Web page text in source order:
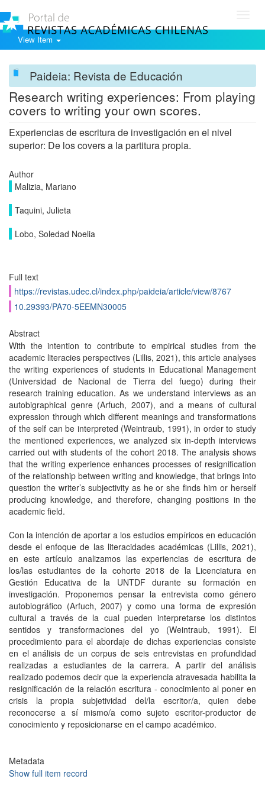
View Item
Paideia: Revista de Educación
Research writing experiences: From playing
covers to writing your own scores.
Experiencias de escritura de investigación en el nivel
superior: De los covers a la partitura propia.
Author
Malizia, Mariano
Taquini, Julieta
Lobo, Soledad Noelia
Full text
https://revistas.udec.cl/index.php/paideia/article/view/8767
10.29393/PA70-5EEMN30005
Abstract
With the intention to contribute to empirical studies from the
academic literacies perspectives (Lillis, 2021), this article analyses
the writing experiences of students in Educational Management
(Universidad de Nacional de Tierra del fuego) during their
research training education. As we understand interviews as an
autobigraphical genre (Arfuch, 2007), and a means of cultural
expression through which different meanings and transformations
of the self can be interpreted (Weintraub, 1991), in order to study
the mentioned experiences, we analyzed six in-depth interviews
carried out with students of the cohort 2018. The analysis shows
that the writing experience enhances processes of resignification
of the relationship between writing and knowledge, that brings into
question the writer’s subjectivity as he or she finds him or herself
producing knowledge, and therefore, changing positions in the
academic field.
Con la intención de aportar a los estudios empíricos en educación
desde el enfoque de las literacidades académicas (Lillis, 2021),
en este artículo analizamos las experiencias de escritura de
los/las estudiantes de la cohorte 2018 de la Licenciatura en
Gestión Educativa de la UNTDF durante su formación en
investigación. Proponemos pensar la entrevista como género
autobiográfico (Arfuch, 2007) y como una forma de expresión
cultural a través de la cual pueden interpretarse los distintos
sentidos y transformaciones del yo (Weintraub, 1991). El
procedimiento para el abordaje de dichas experiencias consiste
en el análisis de un corpus de seis entrevistas en profundidad
realizadas a estudiantes de la carrera. A partir del análisis
realizado podemos decir que la experiencia atravesada habilita la
resignificación de la relación escritura - conocimiento al poner en
crisis la propia subjetividad del/la escritor/a, quien debe
reconocerse a sí mismo/a como sujeto escritor-productor de
conocimiento y reposicionarse en el campo académico.
Metadata
Show full item record